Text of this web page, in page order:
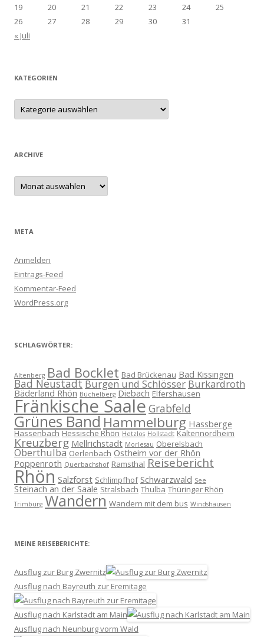
19
20 21 22 23 24
25
26
27 28 29 30
31
« Juli
KATEGORIEN
Kategorien
ARCHIVE
Archive
META
Anmelden
Eintrags-Feed
Kommentar-Feed
WordPress.org
SCHLAGWÖRTER:
Altenberg Bad Bocklet Bad Brückenau Bad Kissingen
Bad NeustadtBurgen und Schlösser Burkardroth
Bäderland Rhön Büchelberg Diebach Elfershausen
Fränkische Saale Grabfeld
Grünes BandHammelburg Hassberge
Hassenbach Hessische Rhön Hetzlos Hollstadt Kaltennordheim
Kreuzberg Mellrichstadt Morlesau Oberelsbach
Oberthulba Oerlenbach Ostheim vor der Rhön
Poppenroth Querbachshof Ramsthal Reisebericht
Rhön Salzforst Schlimpfhof Schwarzwald See
Steinach an der Saale Stralsbach Thulba Thüringer Rhön
Trimburg Wandern Wandern mit dem bus Windshausen
MEINE REISEBERICHTE:
Ausflug zur Burg Zwernitz
Ausflug nach Bayreuth zur Eremitage
Ausflug nach Karlstadt am Main
Ausflug nach Neunburg vorm Wald